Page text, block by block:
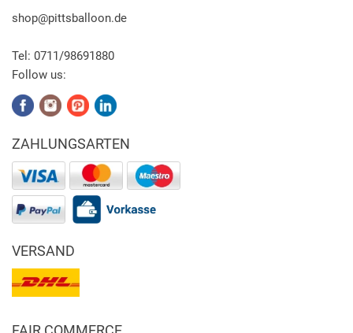
shop@pittsballoon.de
Tel: 0711/98691880
Follow us:
ZAHLUNGSARTEN
VERSAND